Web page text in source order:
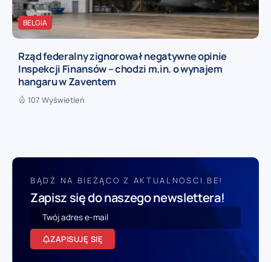
BELGIA
Rząd federalny zignorował negatywne opinie
Inspekcji Finansów – chodzi m.in. o wynajem
hangaru w Zaventem
107 Wyświetleń
BĄDŹ NA BIEŻĄCO Z AKTUALNOSCI.BE!
Zapisz się do naszego newslettera!
ZAPISUJĘ SIĘ